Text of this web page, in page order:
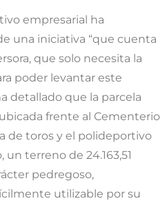
empresarial ha
una iniciativa “que cuenta
que solo necesita la
poder levantar este
detallado que la parcela
frente al Cementerio
de toros y el polideportivo
terreno de 24.163,51
pedregoso,
utilizable por su